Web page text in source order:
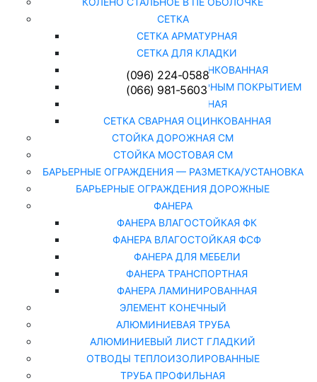
СЕТКА
СЕТКА АРМАТУРНАЯ
СЕТКА ДЛЯ КЛАДКИ
СЕТКА РАБИЦА ОЦИНКОВАННАЯ
СЕТКА РАБИЦА С ПОЛИМЕРНЫМ ПОКРЫТИЕМ
СЕТКА СВАРНАЯ
СЕТКА СВАРНАЯ ОЦИНКОВАННАЯ
СТОЙКА ДОРОЖНАЯ СМ
СТОЙКА МОСТОВАЯ СМ
БАРЬЕРНЫЕ ОГРАЖДЕНИЯ — РАЗМЕТКА/УСТАНОВКА
БАРЬЕРНЫЕ ОГРАЖДЕНИЯ ДОРОЖНЫЕ
ФАНЕРА
ФАНЕРА ВЛАГОСТОЙКАЯ ФК
ФАНЕРА ВЛАГОСТОЙКАЯ ФСФ
ФАНЕРА ДЛЯ МЕБЕЛИ
ФАНЕРА ТРАНСПОРТНАЯ
ФАНЕРА ЛАМИНИРОВАННАЯ
ЭЛЕМЕНТ КОНЕЧНЫЙ
АЛЮМИНИЕВАЯ ТРУБА
АЛЮМИНИЕВЫЙ ЛИСТ ГЛАДКИЙ
ОТВОДЫ ТЕПЛОИЗОЛИРОВАННЫЕ
ТРУБА ПРОФИЛЬНАЯ
(096) 224-0588
(066) 981-5603